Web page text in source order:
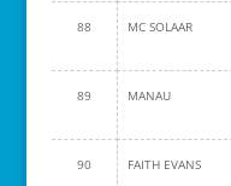
88 MC SOLAAR
89 MANAU
90 FAITH EVANS